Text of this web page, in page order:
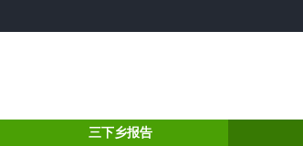
三下乡报告